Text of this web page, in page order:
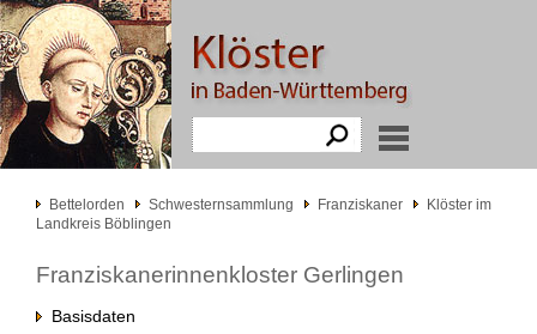
Bettelorden Schwesternsammlung Franziskaner
Klöster im
Landkreis Böblingen
Franziskanerinnenkloster Gerlingen
Basisdaten